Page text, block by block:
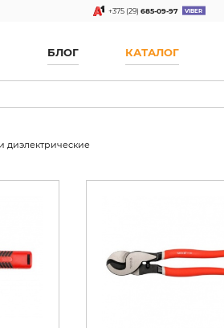
+375 (29)685-09-97
БЛОГ КАТАЛОГ
диэлектрические